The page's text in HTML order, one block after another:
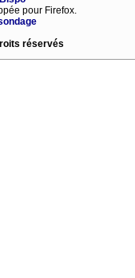
pour Firefox.
réservés